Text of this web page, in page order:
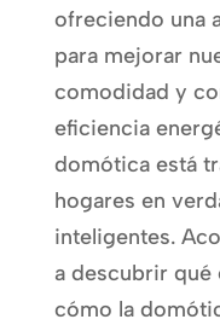
ofreciendo una
para mejorar
comodidad y
eficiencia
domótica está
hogares en
inteligentes.
a descubrir
cómo la